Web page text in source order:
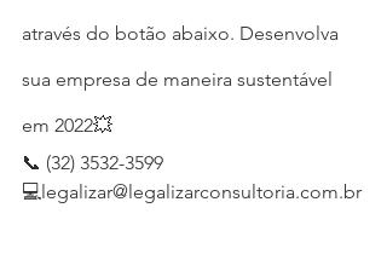
através do botão abaixo. Desenvolva
sua empresa de maneira sustentável
em 2022💥
📞 (32) 3532-3599
💻legalizar@legalizarconsultoria.com.br